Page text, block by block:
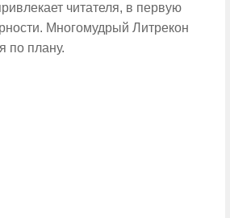
читателя, в первую
Многомудрый Литрекон
по плану.